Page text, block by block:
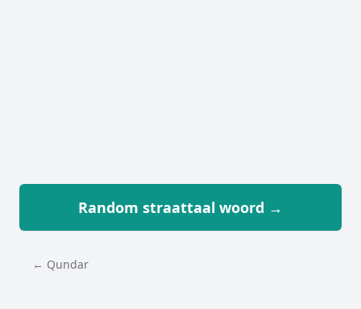
Random straattaal woord →
← Qundar